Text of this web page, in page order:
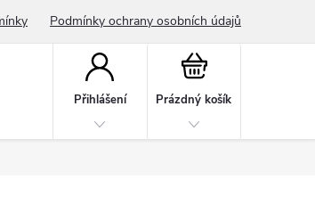
Podmínky ochrany osobních údajů
Přihlášení
Nákupní
Prázdný košík